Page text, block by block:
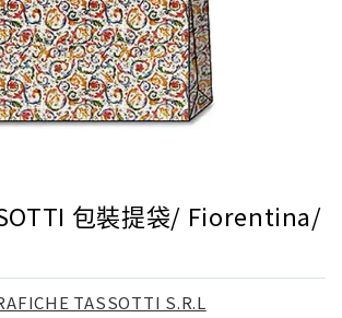
包裝提袋/ Fiorentina/
TASSOTTI S.R.L